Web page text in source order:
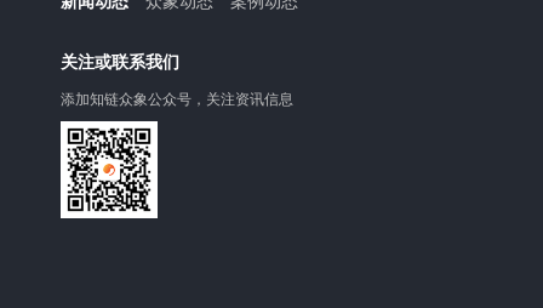
关注或联系我们
添加知链众象公众号，关注资讯信息